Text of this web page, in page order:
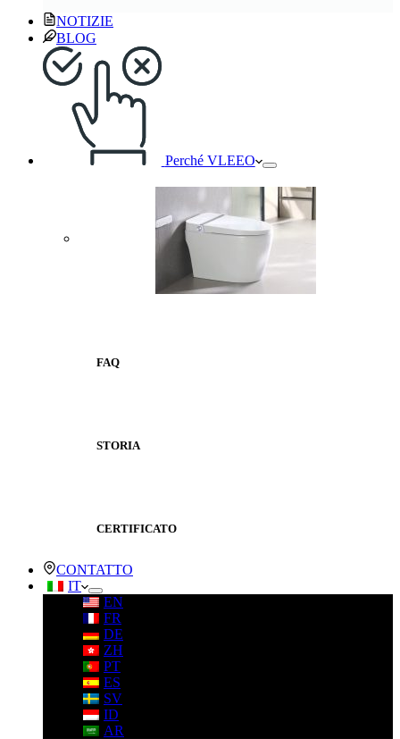
NOTIZIE
BLOG
Perché VLEEO
FAQ
STORIA
CERTIFICATO
CONTATTO
IT
EN
FR
DE
ZH
PT
ES
SV
ID
AR